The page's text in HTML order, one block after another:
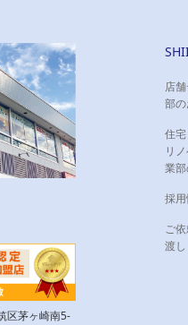
店
部
住
リ
業
採
ご
渡
区茅ヶ崎南5-